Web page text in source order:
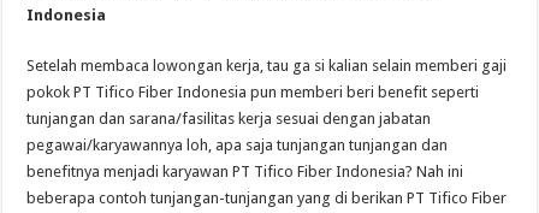
Indonesia
Setelah membaca lowongan kerja, tau ga si kalian selain memberi gaji
pokok PT Tifico Fiber Indonesia pun memberi beri benefit seperti
tunjangan dan sarana/fasilitas kerja sesuai dengan jabatan
pegawai/karyawannya loh, apa saja tunjangan tunjangan dan
benefitnya menjadi karyawan PT Tifico Fiber Indonesia? Nah ini
beberapa contoh tunjangan-tunjangan yang di berikan PT Tifico Fiber